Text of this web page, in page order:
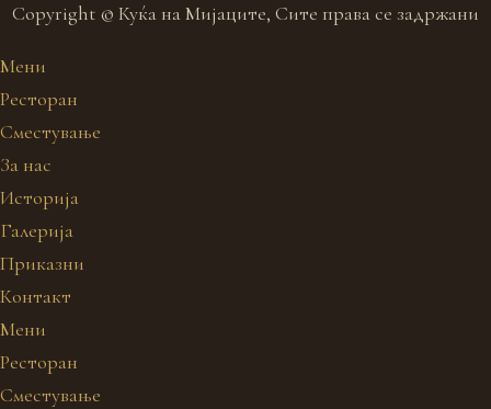
Copyright © Куќа на Мијаците, Сите права се задржани
Мени
Ресторан
Сместување
За нас
Историја
Галерија
Приказни
Контакт
Мени
Ресторан
Сместување